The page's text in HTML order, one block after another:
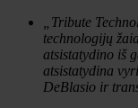
„Tribute
technologijų
atsistatydino iš
atsistatydina
DeBlasio ir